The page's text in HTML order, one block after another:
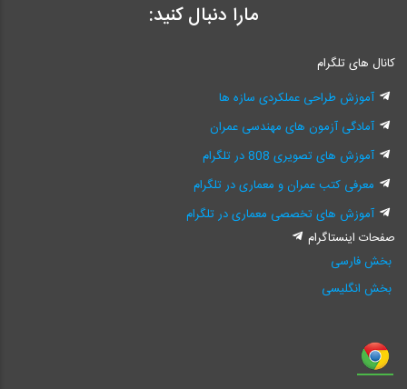
مارا دنبال کنید:
کانال های تلگرام
آموزش طراحی عملکردی سازه ها
آمادگی آزمون های مهندسی عمران
آموزش های تصویری 808 در تلگرام
معرفی کتب عمران و معماری در تلگرام
آموزش های تخصصی معماری در تلگرام
صفحات اینستاگرام
بخش فارسی
بخش انگلیسی